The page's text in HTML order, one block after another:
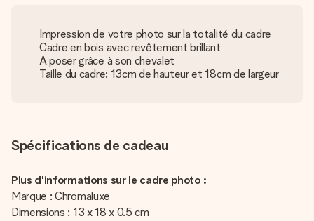
Impression de votre photo sur la totalité du cadre
Cadre en bois avec revêtement brillant
A poser grâce à son chevalet
Taille du cadre: 13cm de hauteur et 18cm de largeur
Spécifications de cadeau
Plus d'informations sur le cadre photo :
Marque : Chromaluxe
Dimensions : 13 x 18 x 0.5 cm